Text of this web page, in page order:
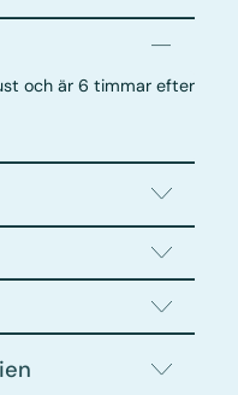
och är 6 timmar efter